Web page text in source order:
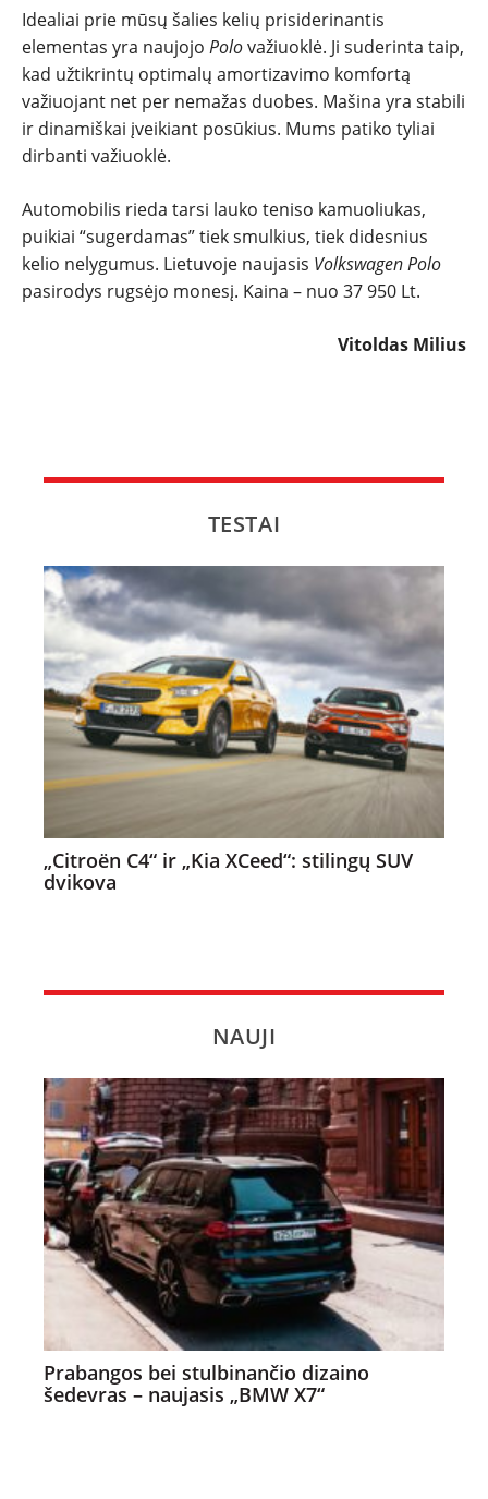
Idealiai prie mūsų šalies kelių prisiderinantis
elementas yra naujojo Polovažiuoklė. Ji suderinta taip,
kad užtikrintų optimalų amortizavimo komfortą
važiuojant net per nemažas duobes. Mašina yra stabili
ir dinamiškai įveikiant posūkius. Mums patiko tyliai
dirbanti važiuoklė.
Automobilis rieda tarsi lauko teniso kamuoliukas,
puikiai “sugerdamas” tiek smulkius, tiek didesnius
kelio nelygumus. Lietuvoje naujasis Volkswagen Polo
pasirodys rugsėjo monesį. Kaina – nuo 37 950 Lt.
Vitoldas Milius
TESTAI
„Citroën C4“ ir „Kia XCeed“: stilingų SUV
dvikova
NAUJI
Prabangos bei stulbinančio dizaino
šedevras – naujasis „BMW X7“